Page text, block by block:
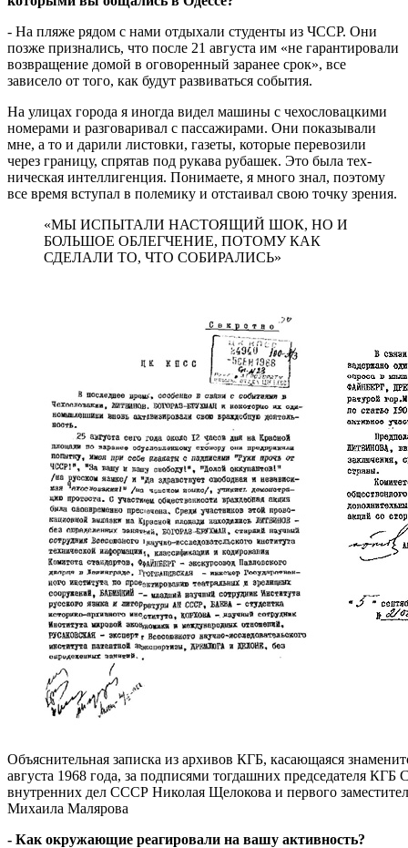
- На пляже рядом с нами отдыхали студенты из ЧССР. Они
позже признались, что после 21 августа им «не гарантировали
воз­вращение домой в оговоренный за­ранее срок», все
зависело от того, как будут раз­виваться события.
На улицах города я иногда видел машины с чехословацкими
номерами и разговаривал с пассажирами. Они показывали
мне, а то и дарили листовки, газеты, которые перевозили
через границу, спрятав под ру­кава рубашек. Это была тех­
ническая интеллигенция. По­нимаете, я много знал, поэтому
все время вступал в полемику и отстаивал свою точку зрения.
«МЫ ИСПЫТАЛИ НАСТОЯЩИЙ ШОК, НО И
БОЛЬШОЕ ОБЛЕГЧЕНИЕ, ПОТОМУ КАК
СДЕЛАЛИ ТО, ЧТО СОБИРАЛИСЬ»
Объяснительная записка из архивов КГБ, касающаяся
августа 1968 года, за подписями тогдашних председателя
внутренних дел СССР Николая Щелокова и первого
Михаила Малярова
- Как окружающие реагировали на вашу активность?